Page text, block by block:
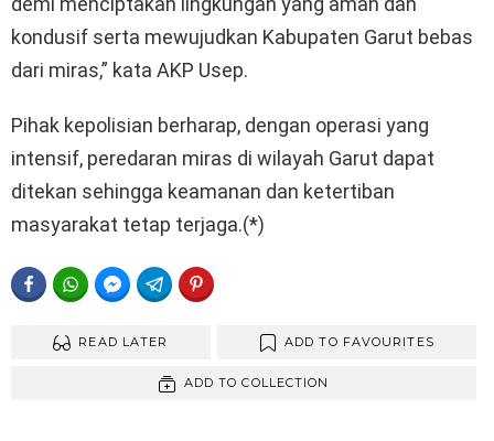
kondusif serta mewujudkan Kabupaten Garut bebas
dari miras,” kata AKP Usep.
Pihak kepolisian berharap, dengan operasi yang
intensif, peredaran miras di wilayah Garut dapat
ditekan sehingga keamanan dan ketertiban
masyarakat tetap terjaga.(*)
FACEBOOKWHATSAPPFACEBOOK MESSENGER
TELEGRAM
READ LATER ADD TO FAVOURITES
ADD TO COLLECTION